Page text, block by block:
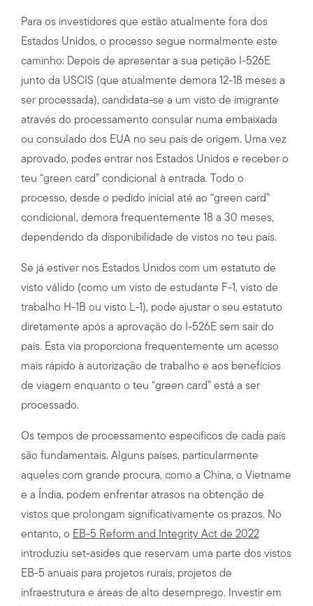
Para os investidores que estão atualmente fora dos
Estados Unidos, o processo segue normalmente este
caminho: Depois de apresentar a sua petição I-526E
junto da USCIS (que atualmente demora 12-18 meses a
ser processada), candidata-se a um visto de imigrante
através do processamento consular numa embaixada
ou consulado dos EUA no seu país de origem. Uma vez
aprovado, podes entrar nos Estados Unidos e receber o
teu “green card” condicional à entrada. Todo o
processo, desde o pedido inicial até ao “green card”
condicional, demora frequentemente 18 a 30 meses,
dependendo da disponibilidade de vistos no teu país.
Se já estiver nos Estados Unidos com um estatuto de
visto válido (como um visto de estudante F-1, visto de
trabalho H-1B ou visto L-1), pode ajustar o seu estatuto
diretamente após a aprovação do I-526E sem sair do
país. Esta via proporciona frequentemente um acesso
mais rápido à autorização de trabalho e aos benefícios
de viagem enquanto o teu “green card” está a ser
processado.
Os tempos de processamento específicos de cada país
são fundamentais. Alguns países, particularmente
aqueles com grande procura, como a China, o Vietname
e a Índia, podem enfrentar atrasos na obtenção de
vistos que prolongam significativamente os prazos. No
entanto, o EB-5 Reform and Integrity Act de 2022
introduziu set-asides que reservam uma parte dos vistos
EB-5 anuais para projetos rurais, projetos de
infraestrutura e áreas de alto desemprego. Investir em